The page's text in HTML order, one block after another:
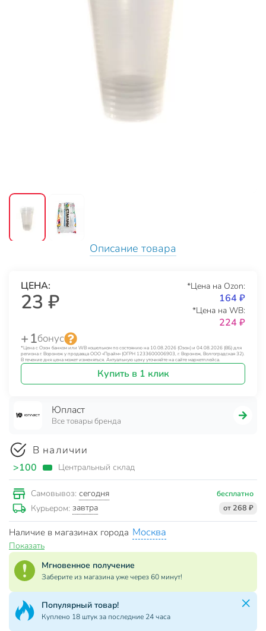
Описание товара
ЦЕНА:
23 ₽
*Цена на Ozon:
164 ₽
*Цена на WB:
224 ₽
+ 1бонус
*Цена с Озон банком или WB кошельком по состоянию на 10.08.2026 (Озон) и 04.08.2026 (ВБ) для
региона г. Воронеж у продавца ООО «Прайм» (ОГРН 1233600006903, г. Воронеж, Волгоградская 32).
В течение дня цена может изменяться. Актуальную цену уточняйте на сайте маркетплейса.
Купить в 1 клик
Юпласт
Все товары бренда
В наличии
>100 Центральный склад
Самовывоз: сегодня бесплатно
Курьером: завтра от 268 ₽
Наличие в магазинах города Москва
Показать
Мгновенное получение
Заберите из магазина уже через 60 минут!
Популярный товар!
Куплено 18 штук за последние 24 часа